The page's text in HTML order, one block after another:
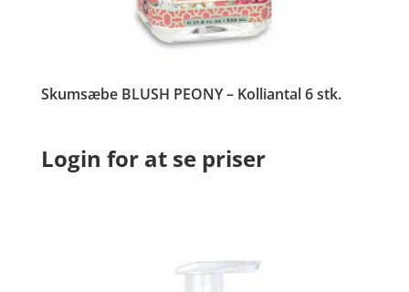
Skumsæbe BLUSH PEONY – Kolliantal 6 stk.
Login for at se priser